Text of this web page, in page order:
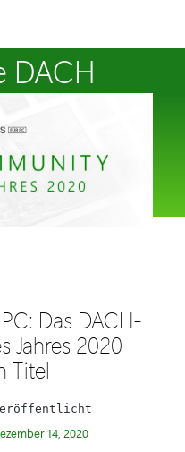
DACH
Das DACH-
Jahres 2020
Titel
14, 2020